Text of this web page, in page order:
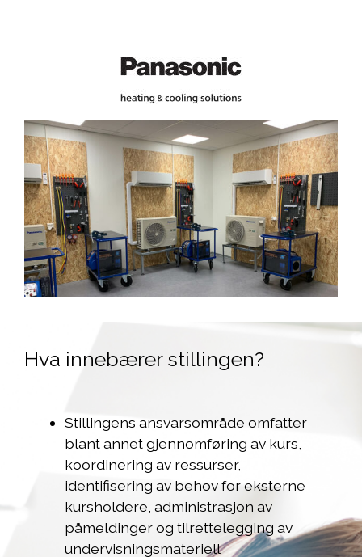
Hva innebærer stillingen?
Stillingens ansvarsområde omfatter
blant annet gjennomføring av kurs,
koordinering av ressurser,
identifisering av behov for eksterne
kursholdere, administrasjon av
påmeldinger og tilrettelegging av
undervisningsmateriell